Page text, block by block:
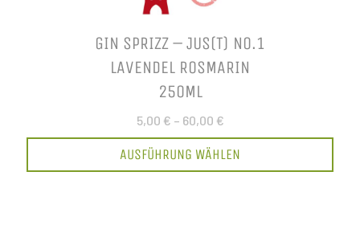
GIN SPRIZZ – JUS(T) NO.1
LAVENDEL ROSMARIN
250ML
5,00 € – 60,00 €
AUSFÜHRUNG WÄHLEN